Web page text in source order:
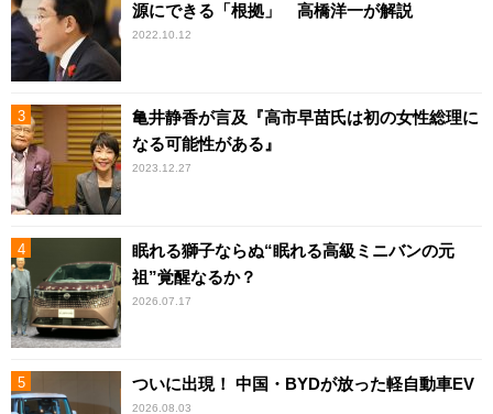
源にできる「根拠」 高橋洋一が解説
2022.10.12
亀井静香が言及『高市早苗氏は初の女性総理に
なる可能性がある』
2023.12.27
眠れる獅子ならぬ“眠れる高級ミニバンの元
祖”覚醒なるか？
2026.07.17
ついに出現！ 中国・BYDが放った軽自動車EV
2026.08.03